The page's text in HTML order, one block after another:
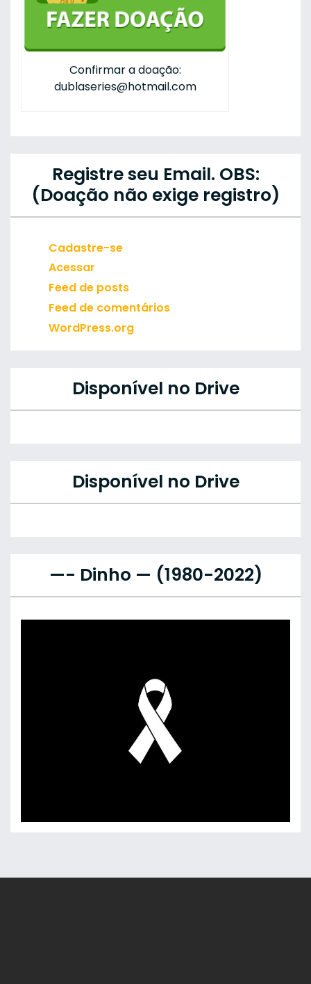
Confirmar a doação:
dublaseries@hotmail.com
Registre seu Email. OBS:
(Doação não exige registro)
Cadastre-se
Acessar
Feed de posts
Feed de comentários
WordPress.org
Disponível no Drive
Disponível no Drive
—- Dinho — (1980-2022)